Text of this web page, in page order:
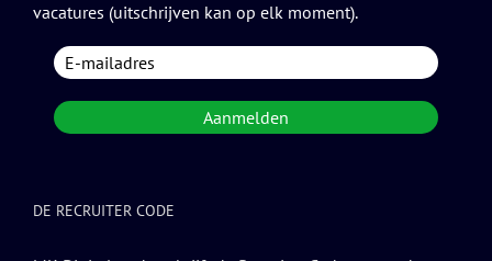
vacatures (uitschrijven kan op elk moment).
DE RECRUITER CODE